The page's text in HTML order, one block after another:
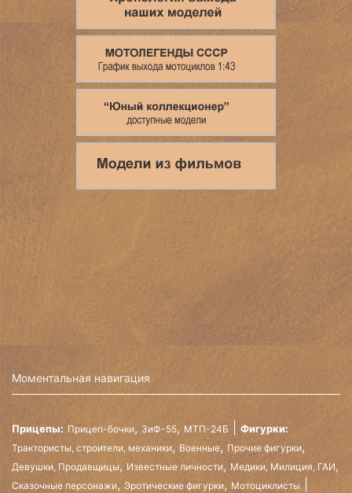
Моментальная навигация
Прицепы: Прицеп-бочки, ЗиФ-55, МТП-24Б Фигурки:
Трактористы, строители, механики, Военные,Прочие фигурки,
Девушки, Продавщицы, Известные личности,Медики, Милиция, ГАИ,
Сказочные персонажи, Эротические фигурки, Мотоциклисты